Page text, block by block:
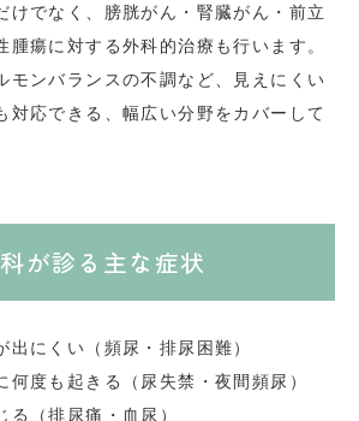
けでなく、膀胱がん・腎臓がん・前立
腫瘍に対する外科的治療も行います。
モンバランスの不調など、見えにくい
対応できる、幅広い分野をカバーして
が診る主な症状
出にくい（頻尿・排尿困難）
何度も起きる（尿失禁・夜間頻尿）
る（排尿痛・血尿）